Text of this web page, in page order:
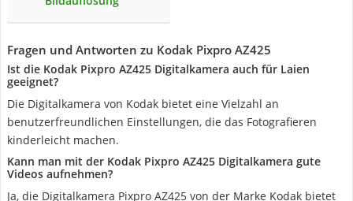
Fragen und Antworten zu Kodak Pixpro AZ425
Ist die Kodak Pixpro AZ425 Digitalkamera auch für Laien
geeignet?
Die Digitalkamera von Kodak bietet eine Vielzahl an
benutzerfreundlichen Einstellungen, die das Fotografieren
kinderleicht machen.
Kann man mit der Kodak Pixpro AZ425 Digitalkamera gute
Videos aufnehmen?
Ja, die Digitalkamera Pixpro AZ425 von der Marke Kodak bietet